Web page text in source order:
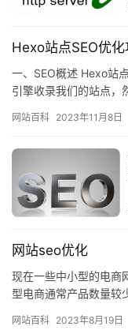
Hexo站点SEO优化
一、SEO概述 Hexo站
引擎收录我们的站点，
网站百科 2023年11月8日
网站seo优化
现在一些中小型的电商
型电商通常产品数量较
网站百科 2023年8月19日